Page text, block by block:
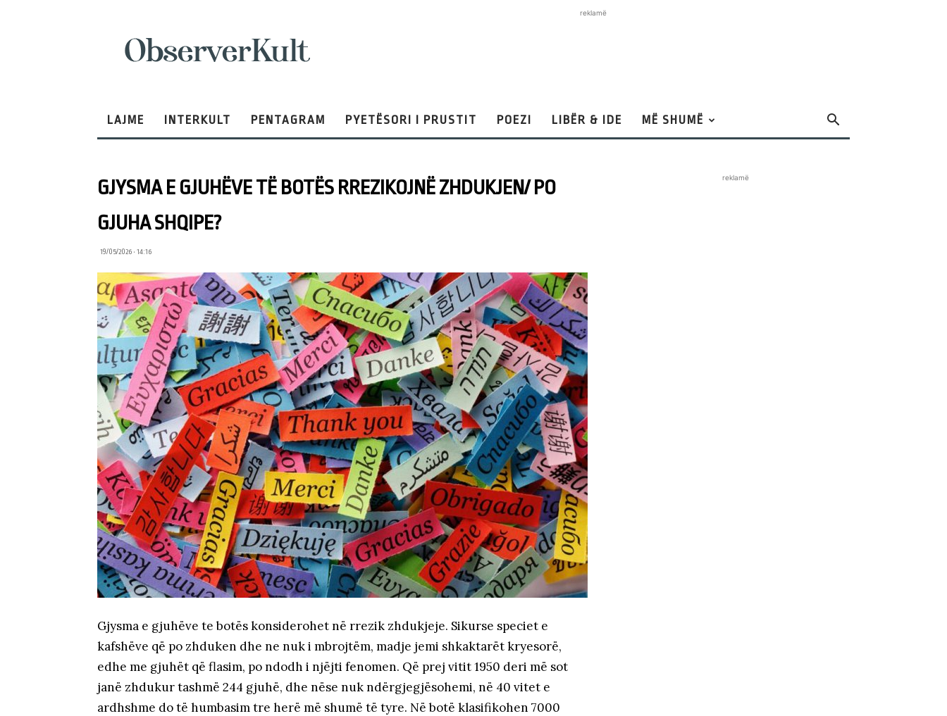
reklamë
LAJME INTERKULT PENTAGRAM PYETËSORI I PRUSTIT POEZI LIBËR & IDE MË SHUMË
GJYSMA E GJUHËVE TË BOTËS RREZIKOJNË ZHDUKJEN/ PO
GJUHA SHQIPE?
19/05/2026 • 14:16
Gjysma e gjuhëve te botës konsiderohet në rrezik zhdukjeje. Sikurse speciet e
kafshëve që po zhduken dhe ne nuk i mbrojtëm, madje jemi shkaktarët kryesorë,
edhe me gjuhët që flasim, po ndodh i njëjti fenomen. Që prej vitit 1950 deri më sot
janë zhdukur tashmë 244 gjuhë, dhe nëse nuk ndërgjegjësohemi, në 40 vitet e
ardhshme do të humbasim tre herë më shumë të tyre. Në botë klasifikohen 7000
reklamë